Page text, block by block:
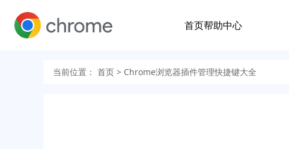
首页帮助中心
当前位置： 首页 > Chrome浏览器插件管理快捷键大全